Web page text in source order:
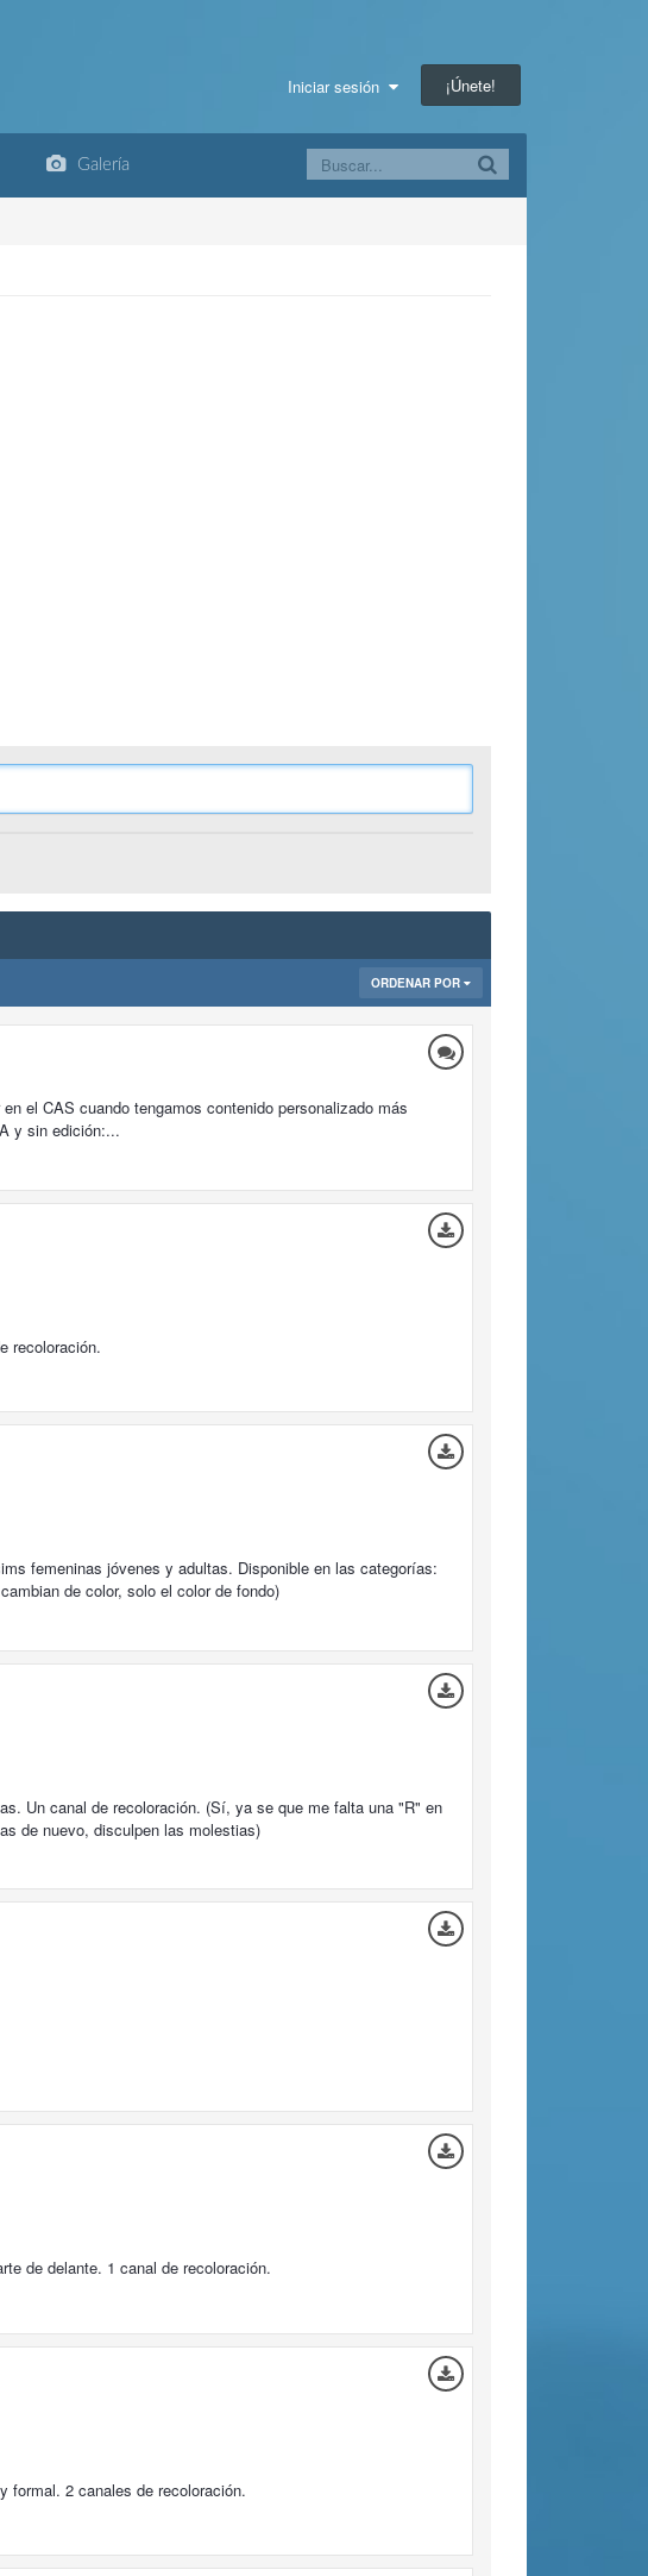
Iniciar sesión ¡Únete!
Galería
ORDENAR POR
el CAS cuando tengamos contenido personalizado más
y sin edición:...
recoloración.
femeninas jóvenes y adultas. Disponible en las categorías:
de color, solo el color de fondo)
Un canal de recoloración. (Sí, ya se que me falta una "R" en
de nuevo, disculpen las molestias)
de delante. 1 canal de recoloración.
formal. 2 canales de recoloración.